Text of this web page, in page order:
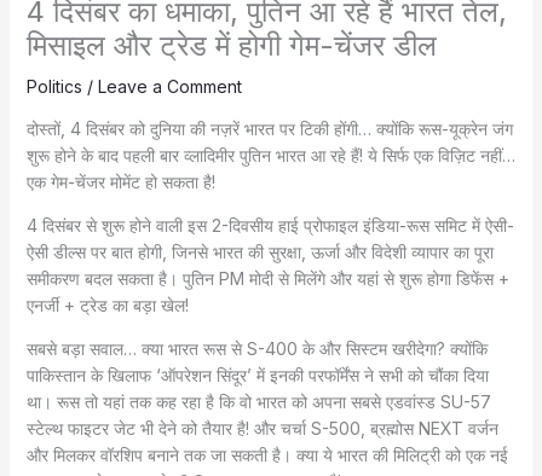
4 दिसंबर का धमाका, पुतिन आ रहे हैं भारत तेल,
मिसाइल और ट्रेड में होगी गेम-चेंजर डील
Politics / Leave a Comment
दोस्तों, 4 दिसंबर को दुनिया की नज़रें भारत पर टिकी होंगी… क्योंकि रूस-यूक्रेन जंग
शुरू होने के बाद पहली बार व्लादिमीर पुतिन भारत आ रहे हैं! ये सिर्फ एक विज़िट नहीं…
एक गेम-चेंजर मोमेंट हो सकता है!
4 दिसंबर से शुरू होने वाली इस 2-दिवसीय हाई प्रोफाइल इंडिया-रूस समिट में ऐसी-
ऐसी डील्स पर बात होगी, जिनसे भारत की सुरक्षा, ऊर्जा और विदेशी व्यापार का पूरा
समीकरण बदल सकता है। पुतिन PM मोदी से मिलेंगे और यहां से शुरू होगा डिफेंस +
एनर्जी + ट्रेड का बड़ा खेल!
सबसे बड़ा सवाल… क्या भारत रूस से S-400 के और सिस्टम खरीदेगा? क्योंकि
पाकिस्तान के खिलाफ ‘ऑपरेशन सिंदूर’ में इनकी परफॉर्मेंस ने सभी को चौंका दिया
था। रूस तो यहां तक कह रहा है कि वो भारत को अपना सबसे एडवांस्ड SU-57
स्टेल्थ फाइटर जेट भी देने को तैयार है! और चर्चा S-500, ब्रह्मोस NEXT वर्जन
और मिलकर वॉरशिप बनाने तक जा सकती है। क्या ये भारत की मिलिट्री को एक नई